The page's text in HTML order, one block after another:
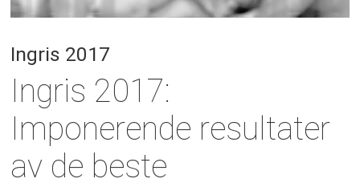
Ingris 2017
Ingris 2017:
Imponerende resultater
av de beste